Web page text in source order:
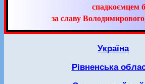
спадкоємцем
за славу
Україна
Рівненська